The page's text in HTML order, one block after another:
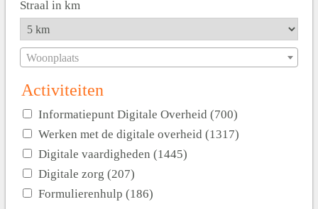
Straal in km
Woonplaats
Activiteiten
Informatiepunt Digitale Overheid (700)
Werken met de digitale overheid (1317)
Digitale vaardigheden (1445)
Digitale zorg (207)
Formulierenhulp (186)